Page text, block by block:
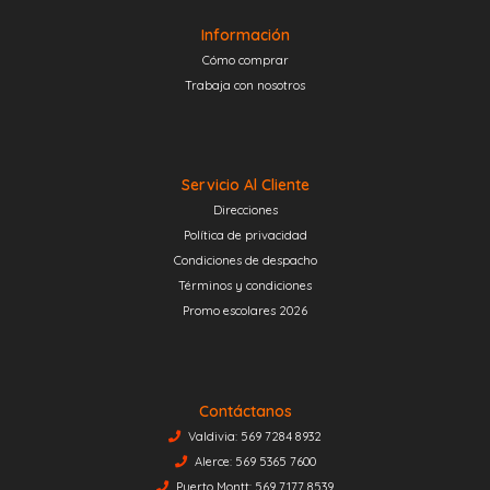
Información
Cómo comprar
Trabaja con nosotros
Servicio Al Cliente
Direcciones
Política de privacidad
Condiciones de despacho
Términos y condiciones
Promo escolares 2026
Contáctanos
Valdivia: 569 7284 8932
Alerce: 569 5365 7600
Puerto Montt: 569 7177 8539